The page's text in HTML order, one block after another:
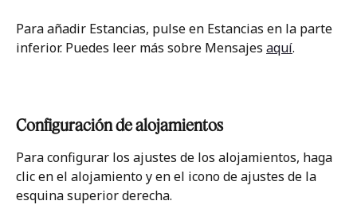
Para añadir Estancias, pulse en Estancias en la parte
inferior. Puedes leer más sobre Mensajes aquí.
Configuración de alojamientos
Para configurar los ajustes de los alojamientos, haga
clic en el alojamiento y en el icono de ajustes de la
esquina superior derecha.